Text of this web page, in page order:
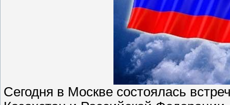
Сегодня в Москве состоялась